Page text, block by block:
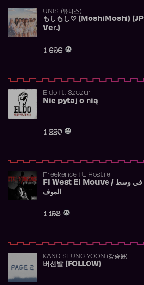
UNIS (유니스)
もしもし♡ (MoshiMoshi) (JP
Ver.)
1 696
Eldoft. Szczur
Nie pytaj o nią
1 220
Freekence ft. Hostile
Fi West El Mouve / في وسط
الموف
1 193
KANG SEUNG YOON (강승윤)
버선발 (FOLLOW)